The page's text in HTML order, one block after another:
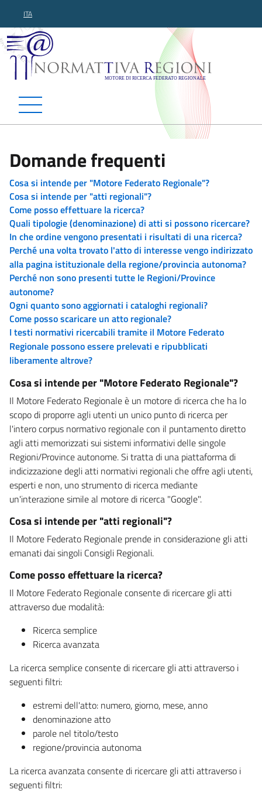
ITA
Normattiva Regioni -
Domande frequenti
Cosa si intende per "Motore Federato Regionale"?
Cosa si intende per "atti regionali"?
Come posso effettuare la ricerca?
Quali tipologie (denominazione) di atti si possono ricercare?
In che ordine vengono presentati i risultati di una ricerca?
Perché una volta trovato l'atto di interesse vengo indirizzato
alla pagina istituzionale della regione/provincia autonoma?
Perché non sono presenti tutte le Regioni/Province
autonome?
Ogni quanto sono aggiornati i cataloghi regionali?
Come posso scaricare un atto regionale?
I testi normativi ricercabili tramite il Motore Federato
Regionale possono essere prelevati e ripubblicati
liberamente altrove?
Cosa si intende per "Motore Federato Regionale"?
Il Motore Federato Regionale è un motore di ricerca che ha lo
scopo di proporre agli utenti un unico punto di ricerca per
l'intero corpus normativo regionale con il puntamento diretto
agli atti memorizzati sui sistemi informativi delle singole
Regioni/Province autonome. Si tratta di una piattaforma di
indicizzazione degli atti normativi regionali che offre agli utenti,
esperti e non, uno strumento di ricerca mediante
un'interazione simile al motore di ricerca "Google".
Cosa si intende per "atti regionali"?
Il Motore Federato Regionale prende in considerazione gli atti
emanati dai singoli Consigli Regionali.
Come posso effettuare la ricerca?
Il Motore Federato Regionale consente di ricercare gli atti
attraverso due modalità:
Ricerca semplice
Ricerca avanzata
La ricerca semplice consente di ricercare gli atti attraverso i
seguenti filtri:
estremi dell'atto: numero, giorno, mese, anno
denominazione atto
parole nel titolo/testo
regione/provincia autonoma
La ricerca avanzata consente di ricercare gli atti attraverso i
seguenti filtri: